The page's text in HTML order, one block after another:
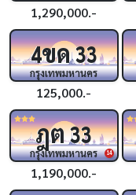
1,290,000.-
4ขด33
กรุงเทพมหานคร
125,000.-
14
ฎต33
กรุงเทพมหานคร
1,190,000.-